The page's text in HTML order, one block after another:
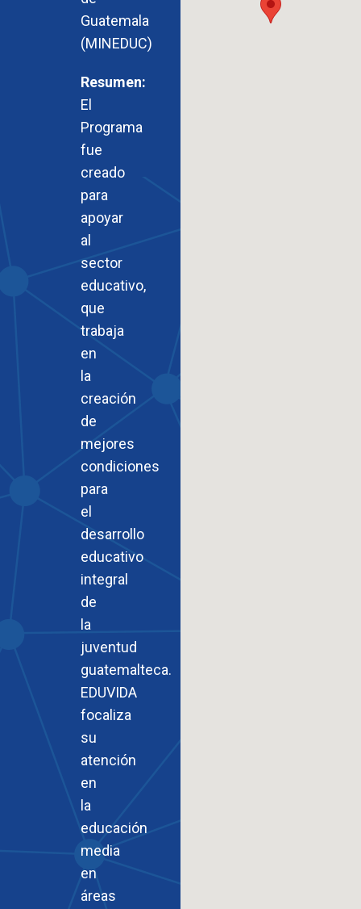
Guatemala
(MINEDUC)
El
Programa
fue
creado
para
apoyar
al
sector
educativo,
que
trabaja
en
la
creación
de
mejores
condiciones
para
el
desarrollo
educativo
integral
de
la
juventud
guatemalteca.
EDUVIDA
focaliza
su
atención
en
la
educación
media
en
áreas